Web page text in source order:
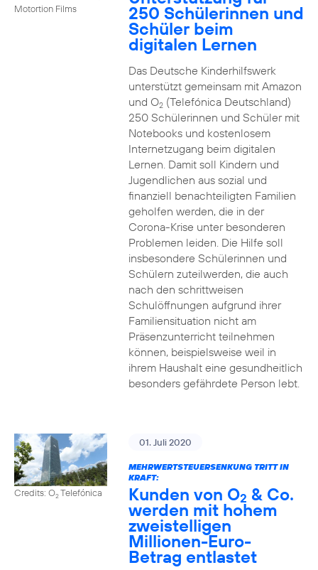
Motortion Films
250 Schülerinnen und
Schüler beim
digitalen Lernen
Das Deutsche Kinderhilfswerk
unterstützt gemeinsam mit Amazon
und O2(Telefónica Deutschland)
250 Schülerinnen und Schüler mit
Notebooks und kostenlosem
Internetzugang beim digitalen
Lernen. Damit soll Kindern und
Jugendlichen aus sozial und
finanziell benachteiligten Familien
geholfen werden, die in der
Corona-Krise unter besonderen
Problemen leiden. Die Hilfe soll
insbesondere Schülerinnen und
Schülern zuteilwerden, die auch
nach den schrittweisen
Schulöffnungen aufgrund ihrer
Familiensituation nicht am
Präsenzunterricht teilnehmen
können, beispielsweise weil in
ihrem Haushalt eine gesundheitlich
besonders gefährdete Person lebt.
Credits: O2Telefónica
01. Juli 2020
MEHRWERTSTEUERSENKUNG TRITT IN
KRAFT:
Kunden von O2 & Co.
werden mit hohem
zweistelligen
Millionen-Euro-
Betrag entlastet